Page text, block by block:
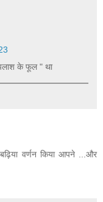
के फूल " था
वर्णन किया आपने ...और